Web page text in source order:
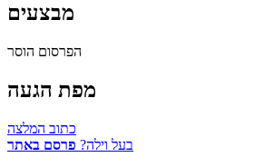
מבצעים
הפרסום הוסר
מפת הגעה
כתוב המלצה
בעל וילה? פרסם באתר